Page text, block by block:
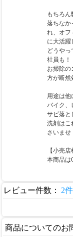
もちろ
落ちなか
れ、オフ
に大活躍
どうや
社員も！
お掃除の
方が断然
用途は他
バイク、
サビ落と
洗剤はこ
さいませ
【小売
本商品は
レビュー件数： 2件
商品についてのお